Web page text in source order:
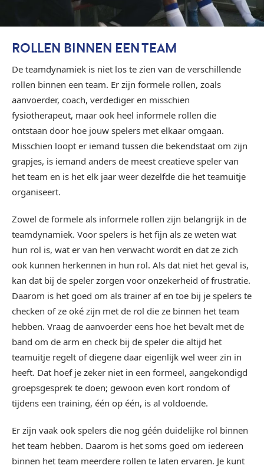
ROLLEN BINNEN EEN TEAM
De teamdynamiek is niet los te zien van de verschillende
rollen binnen een team. Er zijn formele rollen, zoals
aanvoerder, coach, verdediger en misschien
fysiotherapeut, maar ook heel informele rollen die
ontstaan door hoe jouw spelers met elkaar omgaan.
Misschien loopt er iemand tussen die bekendstaat om zijn
grapjes, is iemand anders de meest creatieve speler van
het team en is het elk jaar weer dezelfde die het teamuitje
organiseert.
Zowel de formele als informele rollen zijn belangrijk in de
teamdynamiek. Voor spelers is het fijn als ze weten wat
hun rol is, wat er van hen verwacht wordt en dat ze zich
ook kunnen herkennen in hun rol. Als dat niet het geval is,
kan dat bij de speler zorgen voor onzekerheid of frustratie.
Daarom is het goed om als trainer af en toe bij je spelers te
checken of ze oké zijn met de rol die ze binnen het team
hebben. Vraag de aanvoerder eens hoe het bevalt met de
band om de arm en check bij de speler die altijd het
teamuitje regelt of diegene daar eigenlijk wel weer zin in
heeft. Dat hoef je zeker niet in een formeel, aangekondigd
groepsgesprek te doen; gewoon even kort rondom of
tijdens een training, één op één, is al voldoende.
Er zijn vaak ook spelers die nog géén duidelijke rol binnen
het team hebben. Daarom is het soms goed om iedereen
binnen het team meerdere rollen te laten ervaren. Je kunt